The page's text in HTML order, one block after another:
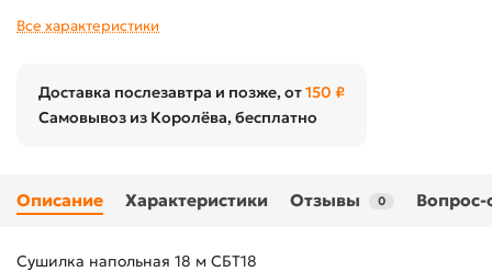
Все характеристики
Доставка послезавтра и позже, от150 ₽
Самовывоз из Королёва, бесплатно
Описание Характеристики Отзывы 0 Вопрос-
Сушилка напольная 18 м СБТ18